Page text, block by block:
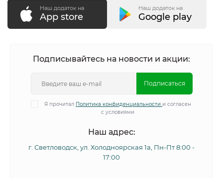
Наш додаток на
App store
Наш додаток на
Google play
Подписывайтесь на новости и акции:
Подписаться
Я прочитал Политика конфиденциальности и согласен
с условиями
Наш адрес:
г. Светловодск, ул. Холодноярская 1а, Пн-Пт 8:00 -
17:00